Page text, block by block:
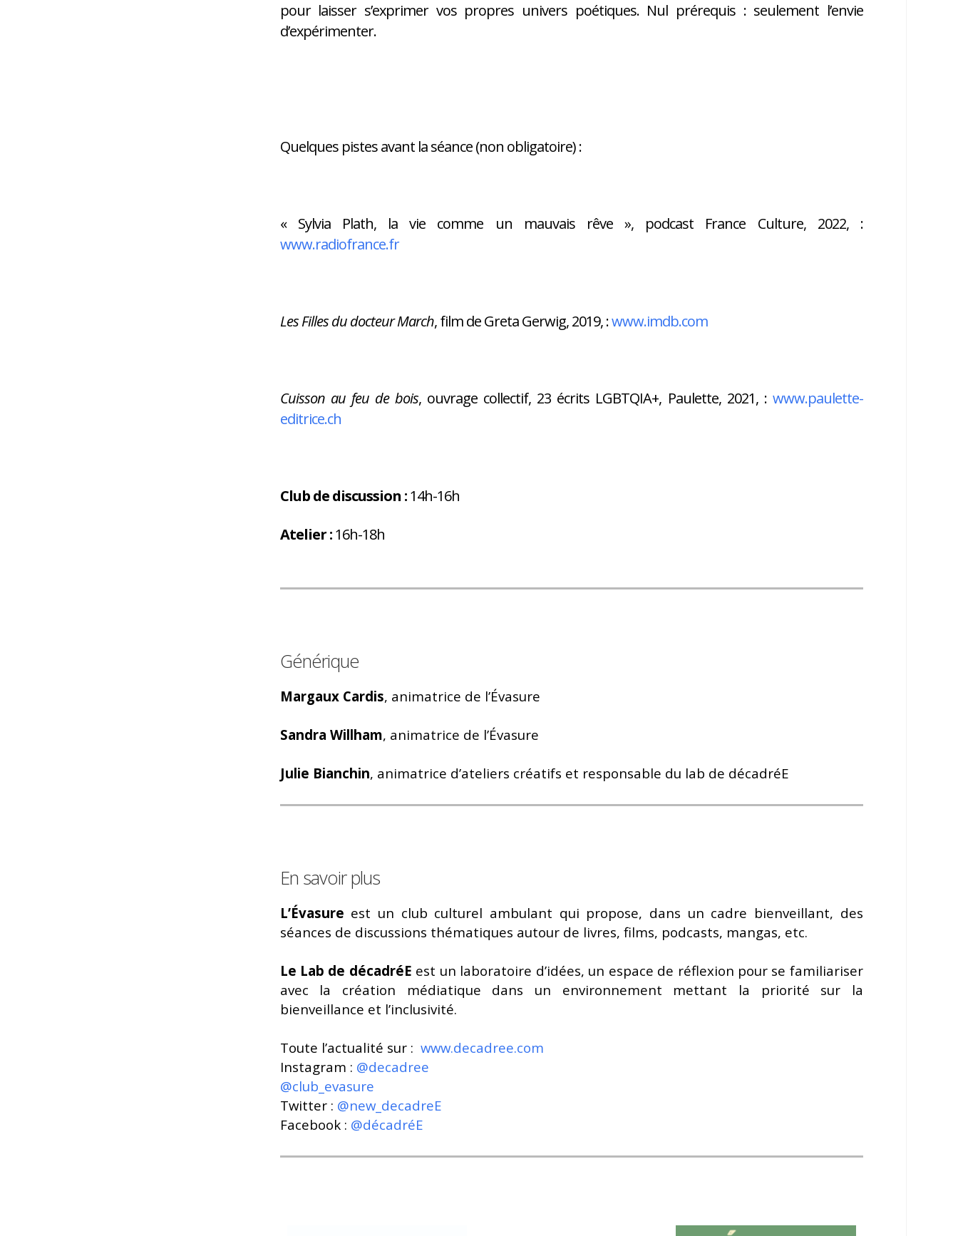
pour laisser s’exprimer vos propres univers poétiques. Nul prérequis : seulement l’envie
d’expérimenter.
Quelques pistes avant la séance (non obligatoire) :
« Sylvia Plath, la vie comme un mauvais rêve », podcast France Culture, 2022, :
www.radiofrance.fr
Les Filles du docteur March, film de Greta Gerwig, 2019, :www.imdb.com
Cuisson au feu de bois, ouvrage collectif, 23 écrits LGBTQIA+, Paulette, 2021, : www.paulette-
editrice.ch
Club de discussion :14h-16h
Atelier :16h-18h
Générique
Margaux Cardis, animatrice de l’Évasure
Sandra Willham, animatrice de l’Évasure
Julie Bianchin, animatrice d’ateliers créatifs et responsable du lab de décadréE
En savoir plus
L’Évasure est un club culturel ambulant qui propose, dans un cadre bienveillant, des
séances de discussions thématiques autour de livres, films, podcasts, mangas, etc.
Le Lab de décadréE est un laboratoire d’idées, un espace de réflexion pour se familiariser
avec la création médiatique dans un environnement mettant la priorité sur la
bienveillance et l’inclusivité.
Toute l’actualité sur : www.decadree.com
Instagram : @decadree
@club_evasure
Twitter : @new_decadreE
Facebook : @décadréE